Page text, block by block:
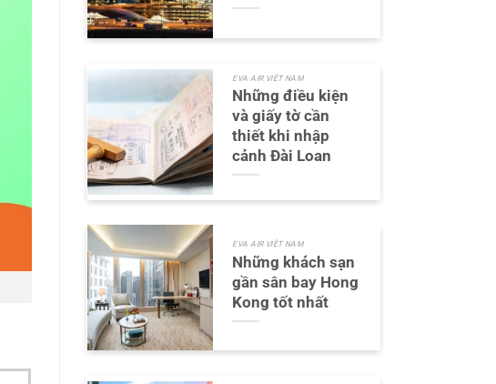
EVA AIR VIỆT NAM
Những điều kiện
và giấy tờ cần
thiết khi nhập
cảnh Đài Loan
EVA AIR VIỆT NAM
Những khách sạn
gần sân bay Hong
Kong tốt nhất